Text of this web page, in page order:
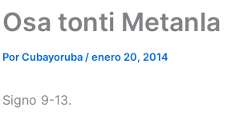
Osa tonti Metanla
PorCubayoruba /enero 20, 2014
Signo 9-13.